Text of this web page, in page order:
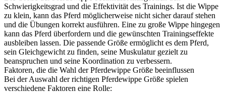
Schwierigkeitsgrad und die Effektivität des Trainings. Ist die Wippe
zu klein, kann das Pferd möglicherweise nicht sicher darauf stehen
und die Übungen korrekt ausführen. Eine zu große Wippe hingegen
kann das Pferd überfordern und die gewünschten Trainingseffekte
ausbleiben lassen. Die passende Größe ermöglicht es dem Pferd,
sein Gleichgewicht zu finden, seine Muskulatur gezielt zu
beanspruchen und seine Koordination zu verbessern.
Faktoren, die die Wahl der Pferdewippe Größe beeinflussen
Bei der Auswahl der richtigen Pferdewippe Größe spielen
verschiedene Faktoren eine Rolle: